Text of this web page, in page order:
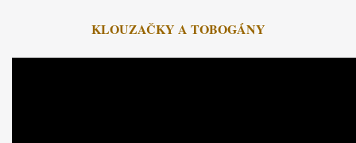
KLOUZAČKY A TOBOGÁNY